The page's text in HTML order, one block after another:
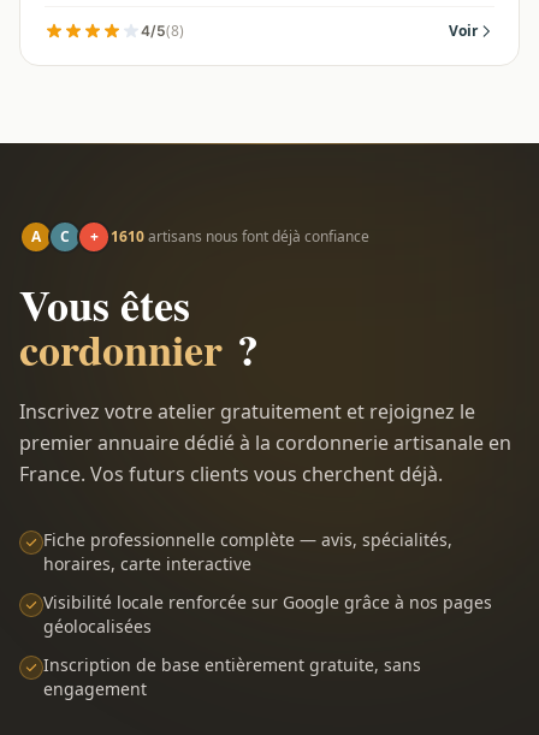
4/5(8) Voir
A C + 1610artisans nous font déjà confiance
Vous êtes
cordonnier ?
Inscrivez votre atelier gratuitement et rejoignez le
premier annuaire dédié à la cordonnerie artisanale en
France. Vos futurs clients vous cherchent déjà.
Fiche professionnelle complète — avis, spécialités,
horaires, carte interactive
Visibilité locale renforcée sur Google grâce à nos pages
géolocalisées
Inscription de base entièrement gratuite, sans
engagement